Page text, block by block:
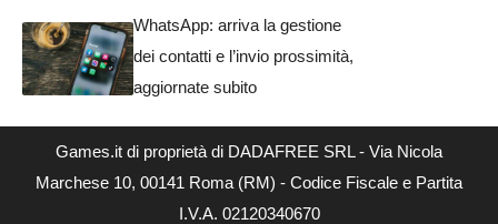
WhatsApp: arriva la gestione
dei contatti e l’invio prossimità,
aggiornate subito
Games.it di proprietà di DADAFREE SRL - Via Nicola
Marchese 10, 00141 Roma (RM) - Codice Fiscale e Partita
I.V.A. 02120340670